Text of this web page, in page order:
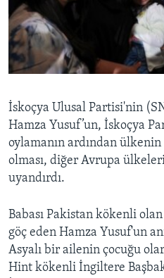
HAYATTAN
SANAT
BIZI TAKIP EDIN
Diller
İskoçya Ulusal Partisi'nin
Hamza Yusuf’un, İskoçya
oylamanın ardından
olması, diğer Avrupa
uyandırdı.
Babası Pakistan kökenli
göç eden Hamza Yusuf'un
Asyalı bir ailenin çocuğu
Hint kökenli İngiltere